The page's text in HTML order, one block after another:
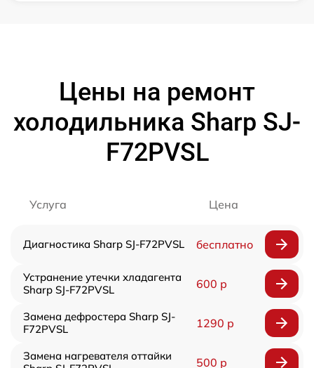
Цены на ремонт
холодильника Sharp SJ-
F72PVSL
Услуга Цена
Диагностика Sharp SJ-F72PVSL бесплатно
Устранение утечки хладагента
Sharp SJ-F72PVSL
600 р
Замена дефростера Sharp SJ-
F72PVSL
1290 р
Замена нагревателя оттайки
500 р